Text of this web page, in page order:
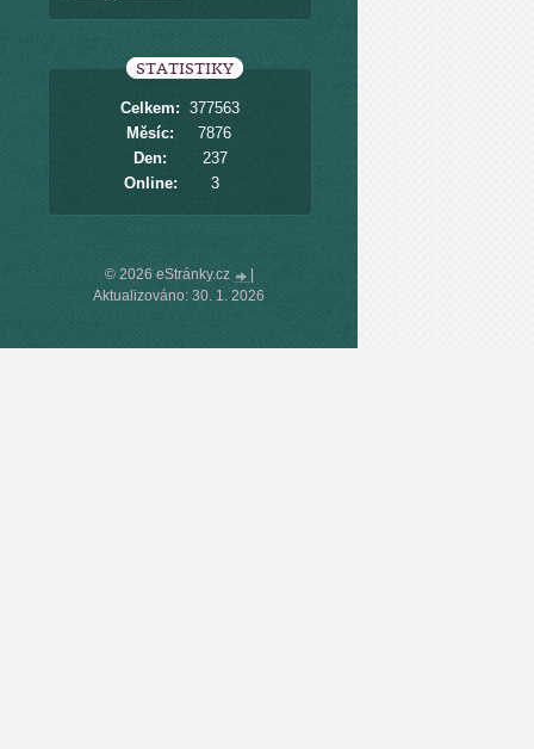
STATISTIKY
Online: 3
Celkem: 377563
Měsíc:
7876
Den:
237
© 2026 eStránky.cz
Aktualizováno: 30. 1. 2026